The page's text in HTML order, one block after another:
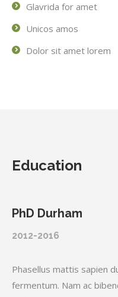
Glavrida for amet
Unicos amos
Dolor sit amet lorem
Education
PhD Durham
2012-2016
Phasellus mattis sapien
fermentum. Nam ac